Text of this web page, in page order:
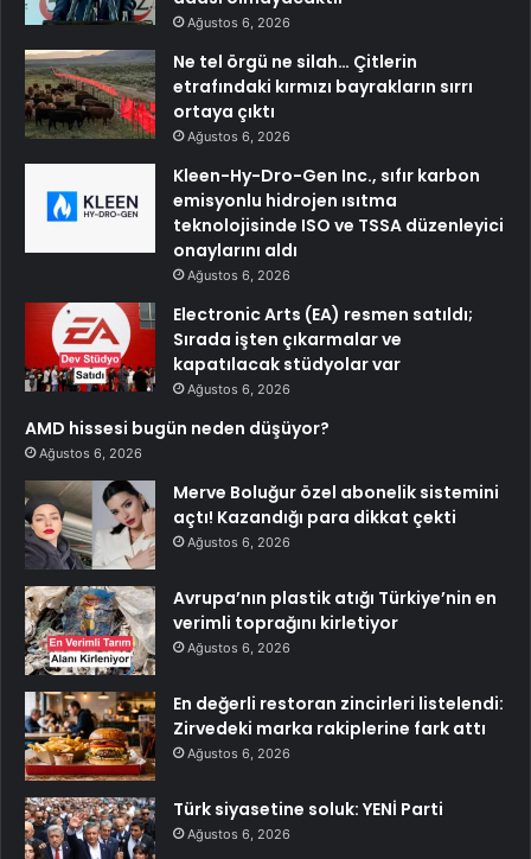
Ağustos 6, 2026
Ne tel örgü ne silah… Çitlerin
etrafındaki kırmızı bayrakların sırrı
ortaya çıktı
Ağustos 6, 2026
Kleen-Hy-Dro-Gen Inc., sıfır karbon
emisyonlu hidrojen ısıtma
teknolojisinde ISO ve TSSA düzenleyici
onaylarını aldı
Ağustos 6, 2026
Electronic Arts (EA) resmen satıldı;
Sırada işten çıkarmalar ve
kapatılacak stüdyolar var
Ağustos 6, 2026
AMD hissesi bugün neden düşüyor?
Ağustos 6, 2026
Merve Boluğur özel abonelik sistemini
açtı! Kazandığı para dikkat çekti
Ağustos 6, 2026
Avrupa’nın plastik atığı Türkiye’nin en
verimli toprağını kirletiyor
Ağustos 6, 2026
En değerli restoran zincirleri listelendi:
Zirvedeki marka rakiplerine fark attı
Ağustos 6, 2026
Türk siyasetine soluk: YENİ Parti
Ağustos 6, 2026